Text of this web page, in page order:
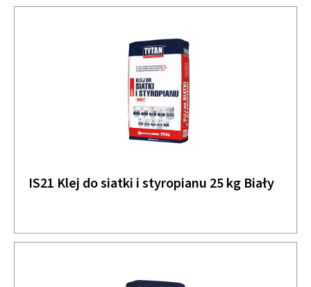
IS21 Klej do siatki i styropianu 25 kg Biały